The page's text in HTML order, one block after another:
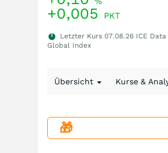
+0,005 PKT
Letzter Kurs 07.08.26 ICE Data
Global Index
Übersicht Kurse &
🎁